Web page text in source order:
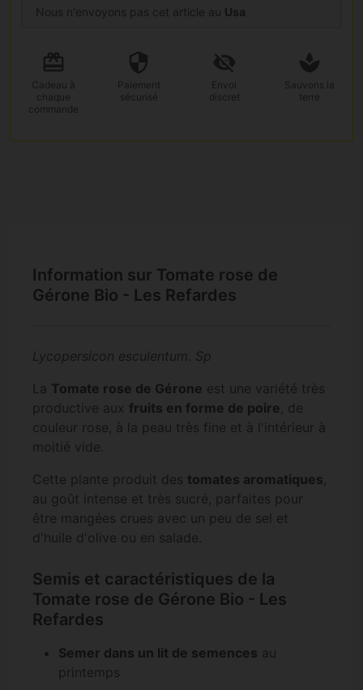
Nous n'envoyons pas cet article au Usa
Cadeau à
chaque
commande
Paiement
sécurisé
Envoi
discret
Sauvons la
terre
Information sur Tomate rose de
Gérone Bio - Les Refardes
Lycopersicon esculentum. Sp
La Tomate rose de Gérone est une variété très
productive aux fruits en forme de poire, de
couleur rose, à la peau très fine et à l'intérieur à
moitié vide.
Cette plante produit des tomates aromatiques,
au goût intense et très sucré, parfaites pour
être mangées crues avec un peu de sel et
d'huile d'olive ou en salade.
Semis et caractéristiques de la
Tomate rose de Gérone Bio - Les
Refardes
Semer dans un lit de semences au
printemps